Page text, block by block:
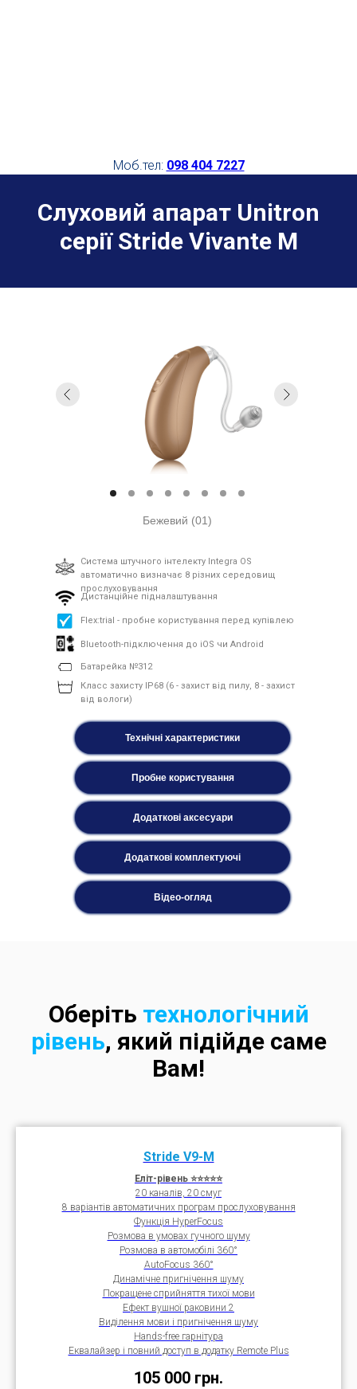
Моб.тел: 098 404 7227
Слуховий апарат Unitron
серії Stride Vivante M
Бежевий (01)
Дистанційне підналаштування
Flex:trial - пробне користування перед купівлею
Батарейка №312
Класс захисту IP68 (6 - захист від пилу, 8 - захист
від вологи)
Система штучного інтелекту Integra OS
автоматично визначає 8 різних середовищ
прослуховування
Bluetooth-підключення до iOS чи Android
Технічні характеристики
Пробне користування
Додаткові аксесуари
Додаткові комплектуючі
Відео-огляд
Оберіть технологічний
рівень, який підійде саме
Вам!
Stride V9-M
Еліт-рівень ⭐⭐⭐⭐⭐
20 каналів, 20 смуг
8 варіантів автоматичних програм прослуховування
Функція HyperFocus
Розмова в умовах гучного шуму
Розмова в автомобілі 360°
AutoFocus 360°
Динамічне пригнічення шуму
Покращене сприйняття тихої мови
Ефект вушної раковини 2
Виділення мови і пригнічення шуму
Hands-free гарнітура
Еквалайзер і повний доступ в додатку Remote Plus
105 000 грн.